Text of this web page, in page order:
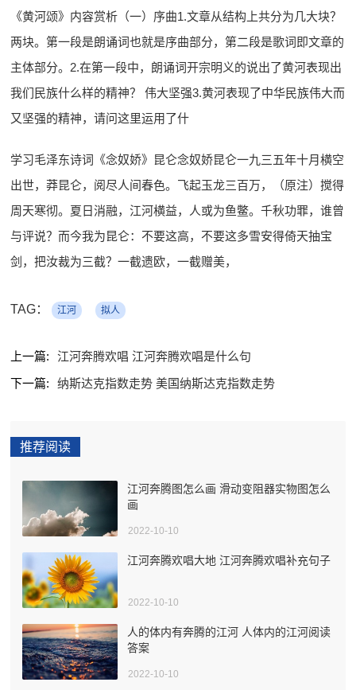
《黄河颂》内容赏析（一）序曲1.文章从结构上共分为几大块？
两块。第一段是朗诵词也就是序曲部分，第二段是歌词即文章的
主体部分。2.在第一段中，朗诵词开宗明义的说出了黄河表现出
我们民族什么样的精神？ 伟大坚强3.黄河表现了中华民族伟大而
又坚强的精神，请问这里运用了什
学习毛泽东诗词《念奴娇》昆仑念奴娇昆仑一九三五年十月横空
出世，莽昆仑，阅尽人间春色。飞起玉龙三百万，（原注）搅得
周天寒彻。夏日消融，江河横益，人或为鱼鳖。千秋功罪，谁曾
与评说？而今我为昆仑：不要这高，不要这多雪安得倚天抽宝
剑，把汝裁为三截？一截遗欧，一截赠美，
TAG： 江河 拟人
上一篇:
江河奔腾欢唱 江河奔腾欢唱是什么句
下一篇:
纳斯达克指数走势 美国纳斯达克指数走势
推荐阅读
江河奔腾图怎么画 滑动变阻器实物图怎么
画
2022-10-10
江河奔腾欢唱大地 江河奔腾欢唱补充句子
2022-10-10
人的体内有奔腾的江河 人体内的江河阅读
答案
2022-10-10